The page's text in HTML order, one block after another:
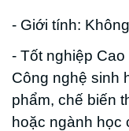
- Giới tính:
- Tốt nghiệp
Công nghệ sinh
phẩm, chế biến
hoặc ngành học